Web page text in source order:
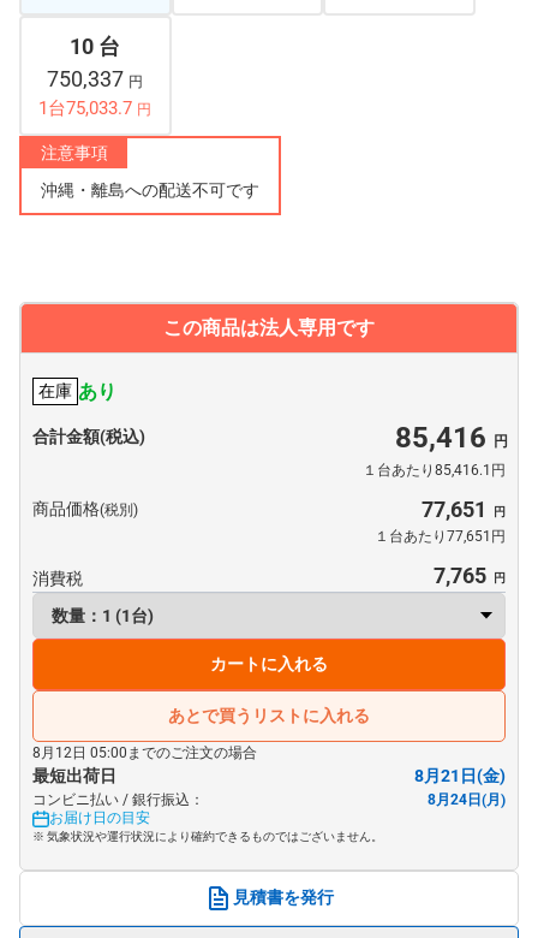
10 台
750,337 円
1台75,033.7 円
注意事項
沖縄・離島への配送不可です
この商品は法人専用です
在庫 あり
合計金額(税込) 85,416
１台あたり85,416.1円
商品価格(税別) 77,651
１台あたり77,651円
消費税 7,765
カートに入れる
あとで買うリストに入れる
8月12日 05:00までのご注文の場合
最短出荷日 8月21日(金)
コンビニ払い / 銀行振込：
8月24日(月)
お届け日の目安
※ 気象状況や運行状況により確約できるものではございません。
見積書を発行